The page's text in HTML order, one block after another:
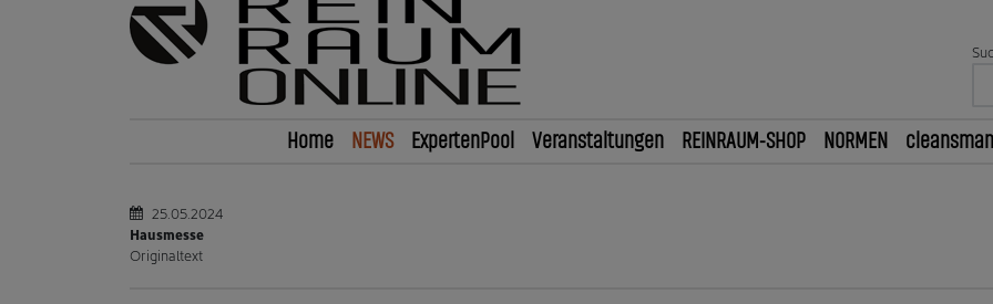
Home NEWS ExpertenPool Veranstaltungen REINRAUM-SHOP NORMEN cleansman
25.05.2024
Hausmesse
Originaltext